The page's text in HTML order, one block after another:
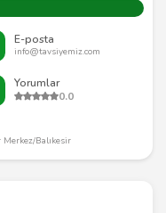
E-posta
info@tavsiyemiz.com
Yorumlar
0.0
Merkez/Balıkesir